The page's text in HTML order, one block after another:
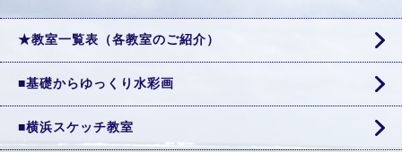
★教室一覧表（各教室のご紹介）
■基礎からゆっくり水彩画
■横浜スケッチ教室